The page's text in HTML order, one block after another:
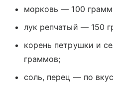
морковь — 100
лук репчатый — 150
корень петрушки и
граммов;
соль, перец — по